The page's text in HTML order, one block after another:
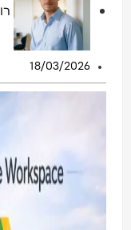
רון
18/03/2026